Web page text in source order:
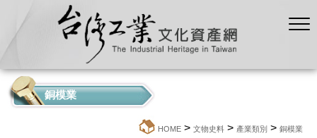
銅模業
HOME > 文物史料 > 產業類別 > 銅模業